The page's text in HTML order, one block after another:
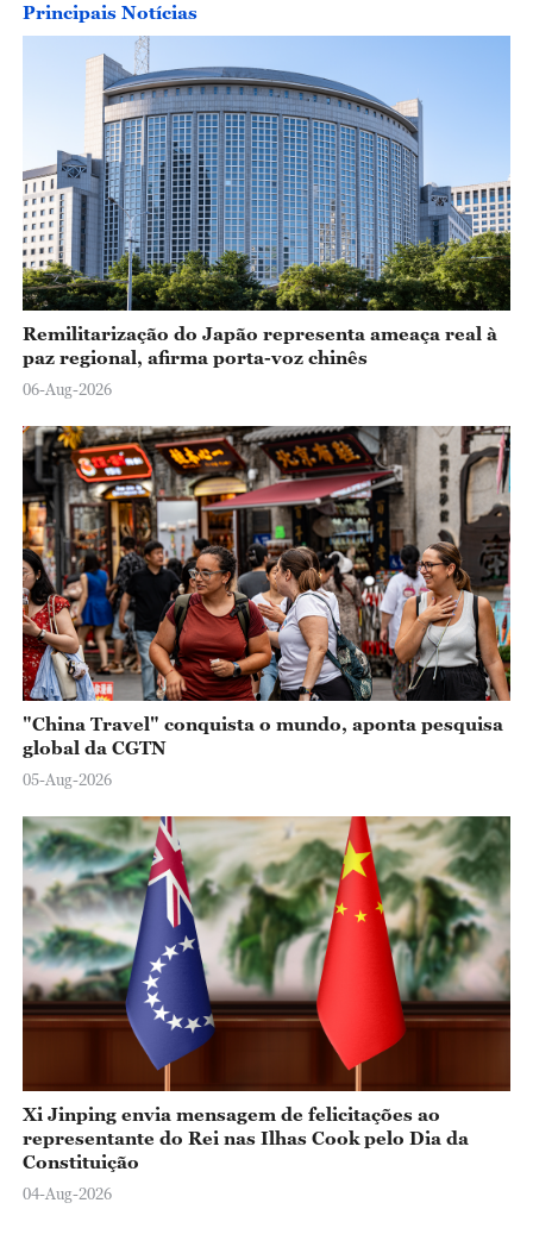
Principais Notícias
Remilitarização do Japão representa ameaça real à
paz regional, afirma porta-voz chinês
06-Aug-2026
"China Travel" conquista o mundo, aponta pesquisa
global da CGTN
05-Aug-2026
Xi Jinping envia mensagem de felicitações ao
representante do Rei nas Ilhas Cook pelo Dia da
Constituição
04-Aug-2026